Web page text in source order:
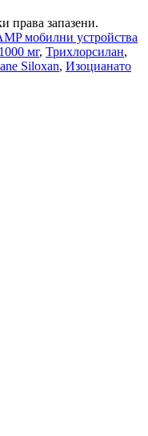
права запазени.
мобилни устройства
мг, Трихлорсилан,
Siloxan, Изоцианато